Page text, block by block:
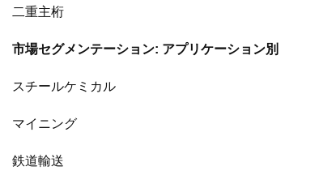
二重主桁
市場セグメンテーション: アプリケーション別
スチールケミカル
マイニング
鉄道輸送